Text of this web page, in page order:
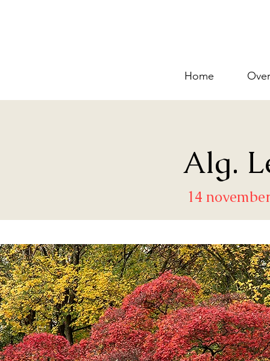
Home
Alg.
14